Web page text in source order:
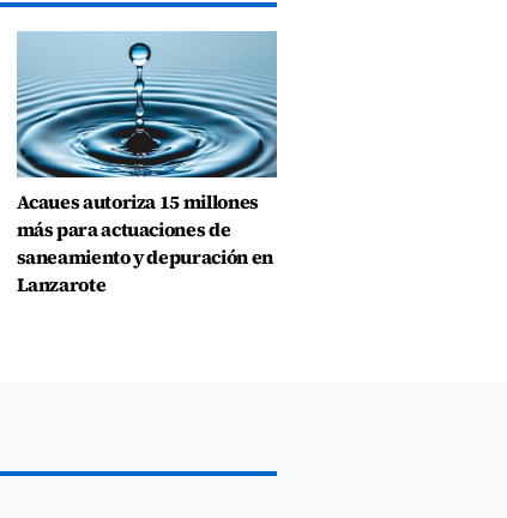
Acaues autoriza 15 millones
más para actuaciones de
saneamiento y depuración en
Lanzarote